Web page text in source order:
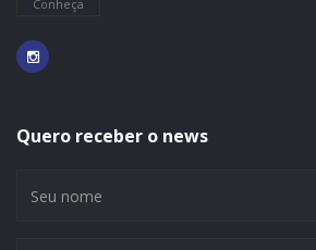
Conheça
Quero receber o news